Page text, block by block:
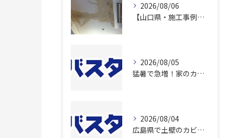
2026/08/06
【山口県・施工事例】老人ホームの内部結露カビを「壊さず除去」！費用と入居者負担を大幅に抑える除カビ工法とは？
2026/08/05
猛暑で急増！家のカビ発生場所とは
2026/08/04
広島県で土壁のカビ除去施工！原因も徹底調査